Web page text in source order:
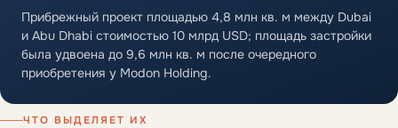
Прибрежный проект площадью 4,8 млн кв. м между Dubai
и Abu Dhabi стоимостью 10 млрд USD; площадь застройки
была удвоена до 9,6 млн кв. м после очередного
приобретения у Modon Holding.
ЧТО ВЫДЕЛЯЕТ ИХ